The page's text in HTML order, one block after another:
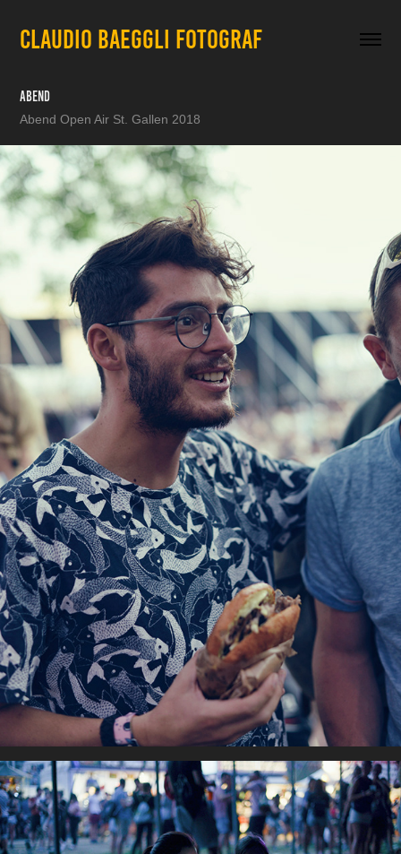
CLAUDIO BAEGGLI FOTOGRAF
Abend
Abend Open Air St. Gallen 2018